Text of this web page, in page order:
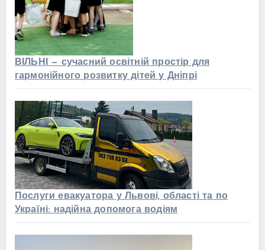
ВІЛЬНІ — сучасний освітній простір для
гармонійного розвитку дітей у Дніпрі
Послуги евакуатора у Львові, області та по
Україні: надійна допомога водіям